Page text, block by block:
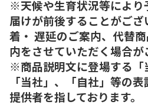
※天候や生育状況等により
届けが前後することがご
着・ 遅延のご案内、代替
内をさせていただく場合が
※商品説明文に登場する「
「当社」、「自社」等の
提供者を指しております。